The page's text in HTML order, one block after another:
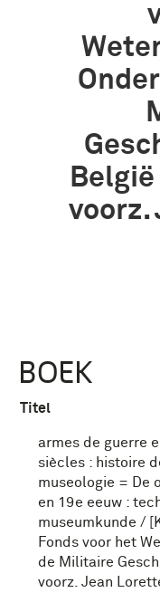
voorz.
BOEK
Titel
armes de guerre
siècles : histoire
museologie = De
en 19e eeuw :
museumkunde /
Fonds voor het
de Militaire
voorz. Jean